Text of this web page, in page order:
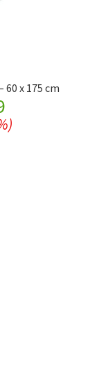
x 175 cm
Current
price